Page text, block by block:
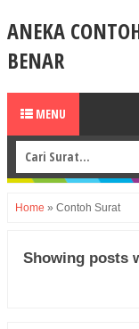
ANEKA
BENAR
MENU
Home » Contoh Surat
Showing posts